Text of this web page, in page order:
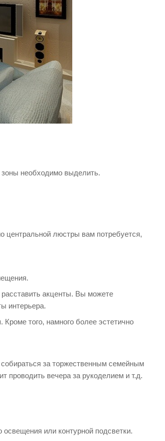
зоны необходимо выделить.
центральной люстры вам потребуется,
расставить акценты. Вы можете
интерьера.
того, намного более эстетично
за торжественным семейным
проводить вечера за рукоделием и т.д.
или контурной подсветки.